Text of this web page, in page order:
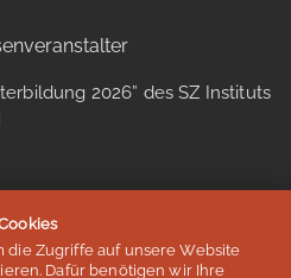
2026” des SZ Instituts
die Zugriffe auf unsere Website
Dafür benötigen wir Ihre